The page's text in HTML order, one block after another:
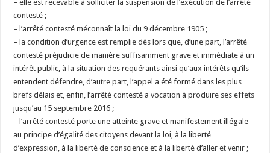
– elle est recevable à solliciter la suspension de l’exécution de l’arrêté
contesté ;
– l’arrêté contesté méconnaît la loi du 9 décembre 1905 ;
– la condition d’urgence est remplie dès lors que, d’une part, l’arrêté
contesté préjudicie de manière suffisamment grave et immédiate à un
intérêt public, à la situation des requérants ainsi qu’aux intérêts qu’ils
entendent défendre, d’autre part, l’appel a été formé dans les plus
brefs délais et, enfin, l’arrêté contesté a vocation à produire ses effets
jusqu’au 15 septembre 2016 ;
– l’arrêté contesté porte une atteinte grave et manifestement illégale
au principe d’égalité des citoyens devant la loi, à la liberté
d’expression, à la liberté de conscience et à la liberté d’aller et venir ;